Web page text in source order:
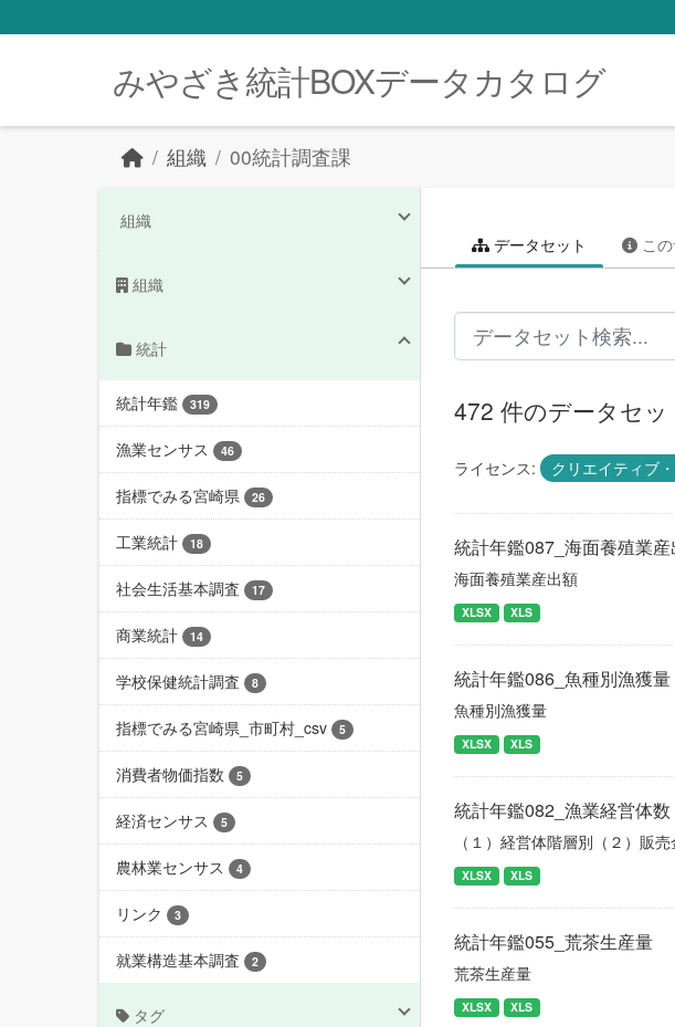
みやざき統計BOXデータカタログ
組織 00統計調査課
組織
組織
統計
統計年鑑 319
漁業センサス 46
指標でみる宮崎県 26
工業統計 18
社会生活基本調査 17
商業統計 14
学校保健統計調査 8
指標でみる宮崎県_市町村_csv 5
消費者物価指数 5
経済センサス 5
農林業センサス 4
リンク 3
就業構造基本調査 2
タグ
データセット こ
472 件のデータセ
ライセンス: クリエイティブ
統計年鑑087_海面養殖業
海面養殖業産出額
XLSX XLS
統計年鑑086_魚種別漁獲量
魚種別漁獲量
XLSX XLS
統計年鑑082_漁業経営体数
（１）経営体階層別（２）販
XLSX XLS
統計年鑑055_荒茶生産量
荒茶生産量
XLSX XLS